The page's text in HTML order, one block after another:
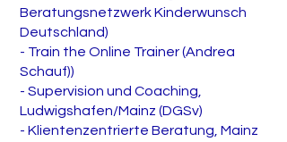
Beratungsnetzwerk Kinderwunsch
Deutschland)
- Train the Online Trainer (Andrea
Schauf))
- Supervision und Coaching,
Ludwigshafen/Mainz (DGSv)
- Klientenzentrierte Beratung, Mainz